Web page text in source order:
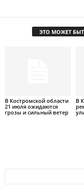
ЭТО МОЖЕТ
В Костромской области
21 июля ожидаются
грозы и сильный ветер
В